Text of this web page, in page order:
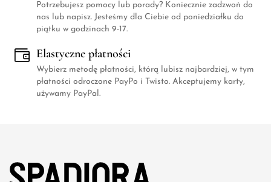
Potrzebujesz pomocy lub porady? Koniecznie zadzwoń do
nas lub napisz. Jesteśmy dla Ciebie od poniedziałku do
piątku w godzinach 9-17.
Elastyczne płatności
Wybierz metodę płatności, którą lubisz najbardziej, w tym
płatności odroczone PayPo i Twisto. Akceptujemy karty,
używamy PayPal.